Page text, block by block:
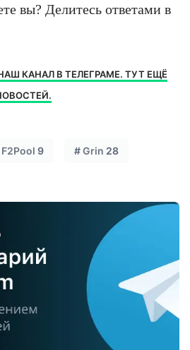
вы? Делитесь ответами в
КАНАЛ В ТЕЛЕГРАМЕ. ТУТ ЕЩЁ
F2Pool 9 #Grin 28